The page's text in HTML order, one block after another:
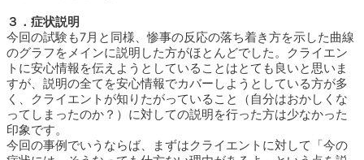
３．症状説明
今回の試験も7月と同様、惨事の反応の落ち着き方を示した曲線
のグラフをメインに説明した方がほとんどでした。クライエン
トに安心情報を伝えようとしていることはとても良いと思いま
すが、説明の全てを安心情報でカバーしようとしている方が多
く、クライエントが知りたがっていること（自分はおかしくな
ってしまったのか？）に対しての説明を行った方は少なかった
印象です。
今回の事例でいうならば、まずはクライエントに対して「今の